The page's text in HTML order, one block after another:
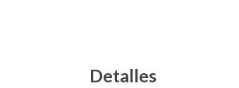
Detalles